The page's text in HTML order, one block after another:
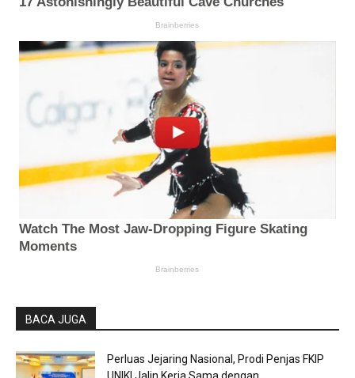
BACA JUGA
Perluas Jejaring Nasional, Prodi Penjas FKIP
UNIKI Jalin Kerja Sama dengan...